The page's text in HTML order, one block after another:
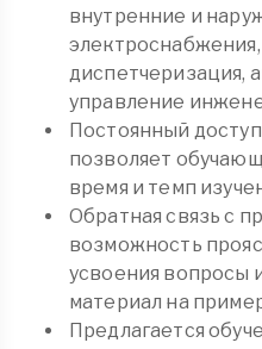
внутренние и
диспетчеризация,
управление
Постоянный
позволяет
время и темп
Обратная связь с
возможность
усвоения вопросы
материал на
Предлагается